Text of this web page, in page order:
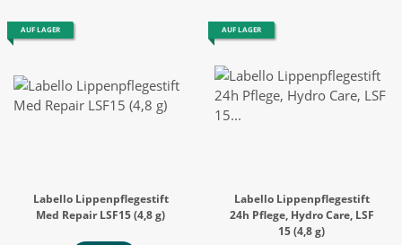
AUF LAGER
Labello Lippenpflegestift
Med Repair LSF15 (4,8 g)
AUF LAGER
Labello Lippenpflegestift
24h Pflege, Hydro Care, LSF
15 (4,8 g)